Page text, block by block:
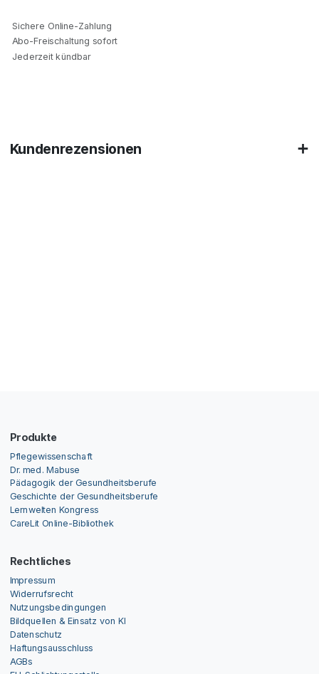
Sichere Online-Zahlung
Abo-Freischaltung sofort
Jederzeit kündbar
Kundenrezensionen
Produkte
Pflegewissenschaft
Dr. med. Mabuse
Pädagogik der Gesundheitsberufe
Geschichte der Gesundheitsberufe
Lernwelten Kongress
CareLit Online-Bibliothek
Rechtliches
Impressum
Widerrufsrecht
Nutzungsbedingungen
Bildquellen & Einsatz von KI
Datenschutz
Haftungsausschluss
AGBs